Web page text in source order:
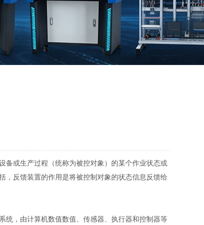
备或生产过程（统称为被控对象）的某个作业状态或
，反馈装置的作用是将被控制对象的状态信息反馈给
统，由计算机数值数值、传感器、执行器和控制器等